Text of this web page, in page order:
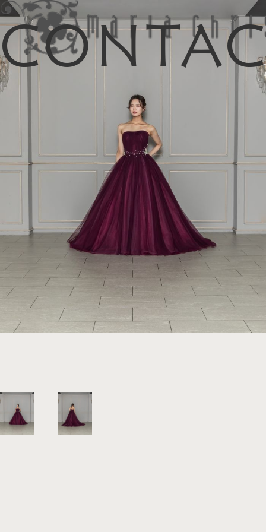
イリス
お